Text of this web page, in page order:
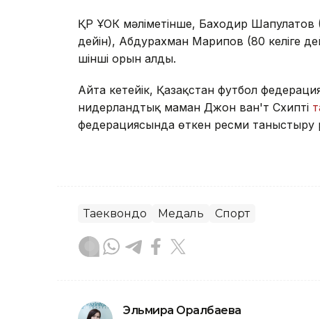
ҚР ҰОК мәліметінше, Баходир Шапулатов
дейін), Абдурахман Марипов (80 келіге
үшінші орын алды.
Айта кетейік, Қазақстан футбол
нидерландтық маман Джон ван'т Схипті
федерациясында өткен ресми таныстыру
Таеквондо Медаль Спорт
Эльмира Оралбаева